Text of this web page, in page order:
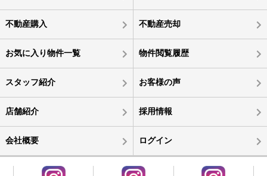
不動産購入 不動産売却
お気に入り物件一覧 物件閲覧履歴
スタッフ紹介 お客様の声
店舗紹介 採用情報
会社概要 ログイン